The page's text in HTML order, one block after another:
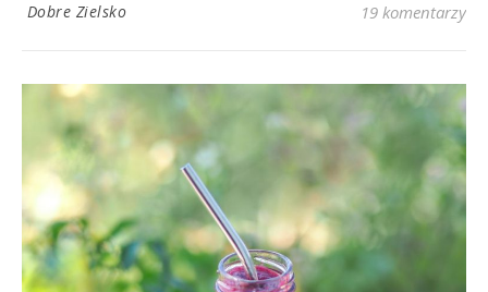
Dobre Zielsko 19 komentarzy